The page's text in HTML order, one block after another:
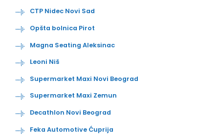
CTP Nidec Novi Sad
Opšta bolnica Pirot
Magna Seating Aleksinac
Leoni Niš
Supermarket Maxi Novi Beograd
Supermarket Maxi Zemun
Decathlon Novi Beograd
Feka Automotive Ćuprija